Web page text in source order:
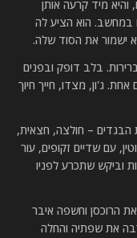
והיא מיד קרעה אותן
במחשב. הוא הציע לה
ישמור את הסוד שלה.
בלב דופק ובפנים
ג'ון, מצדו, חייך חיוך
– חולצה, חצאית,
עם שדיים זקופים, עור
וביקש שתכרע לפניו
הרוכסן וחשפה איבר
את שפתיה והחלה